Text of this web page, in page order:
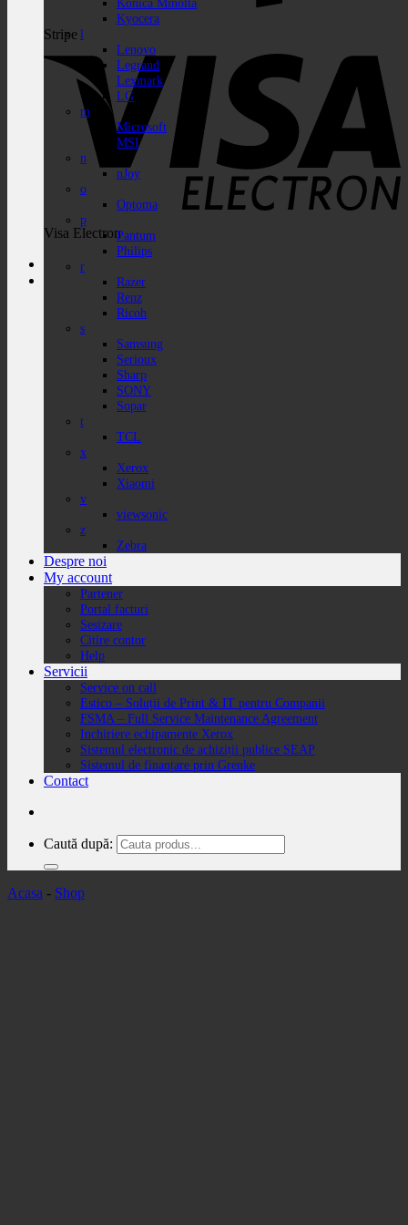
Stripe
Visa Electron
Kyocera
l
Lenovo
Legrand
Lexmark
LG
m
Microsoft
MSI
n
nJoy
o
Optoma
p
Pantum
Philips
r
Razer
Renz
Ricoh
s
Samsung
Serioux
Sharp
SONY
Sopar
t
TCL
x
Xerox
Xiaomi
v
viewsonic
z
Zebra
Despre noi
My account
Partener
Portal facturi
Sesizare
Citire contor
Help
Servicii
Service on call
Estico – Soluții de Print & IT pentru Companii
FSMA – Full Service Maintenance Agreement
Inchiriere echipamente Xerox
Sistemul electronic de achiziții publice SEAP
Sistemul de finanțare prin Grenke
Contact
Caută după:
Acasa - Shop